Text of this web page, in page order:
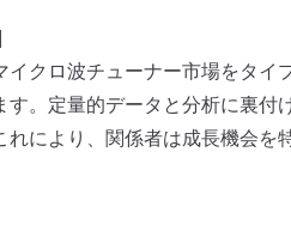
イクロ波チューナー市場をタ
す。定量的データと分析に裏
れにより、関係者は成長機会